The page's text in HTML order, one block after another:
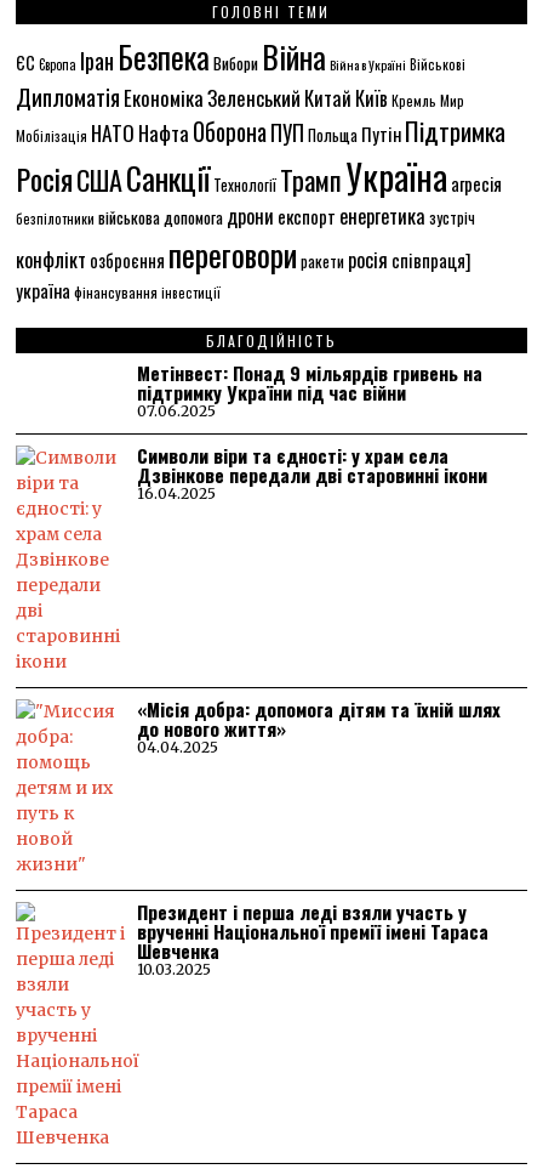
ГОЛОВНІ ТЕМИ
ЄС Європа Іран Безпека Вибори Війна Війна в Україні Військові
Дипломатія ЕкономікаЗеленський Китай Київ Кремль Мир
Мобілізація НАТО Нафта ОборонаПУП Польща ПутінПідтримка
РосіяСШАСанкціїТехнологіїТрампУкраїна агресія
безпілотники військова допомога дрони експорт енергетика зустріч
конфлікт озброєння переговори ракети росія співпраця]
україна фінансування інвестиції
БЛАГОДІЙНІСТЬ
Метінвест: Понад 9 мільярдів гривень на
підтримку України під час війни
07.06.2025
Символи віри та єдності: у храм села
Дзвінкове передали дві старовинні ікони
16.04.2025
«Місія добра: допомога дітям та їхній шлях
до нового життя»
04.04.2025
Президент і перша леді взяли участь у
врученні Національної премії імені Тараса
Шевченка
10.03.2025